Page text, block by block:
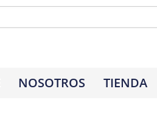
NOSOTROS TIENDA